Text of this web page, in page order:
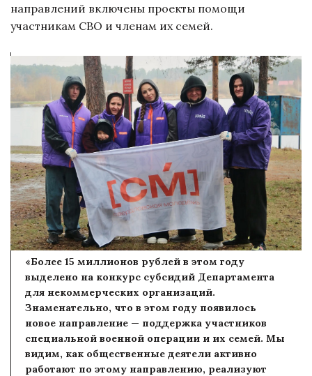
направлений включены проекты помощи
участникам СВО и членам их семей.
«Более 15 миллионов рублей в этом году
выделено на конкурс субсидий Департамента
для некоммерческих организаций.
Знаменательно, что в этом году появилось
новое направление — поддержка участников
специальной военной операции и их семей. Мы
видим, как общественные деятели активно
работают по этому направлению, реализуют